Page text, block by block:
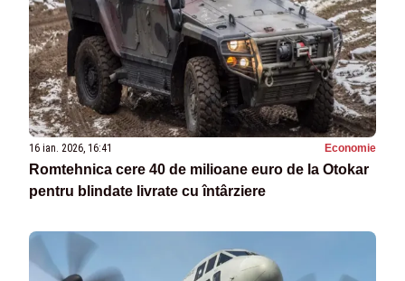
16 ian. 2026, 16:41 Economie
Romtehnica cere 40 de milioane euro de la Otokar
pentru blindate livrate cu întârziere